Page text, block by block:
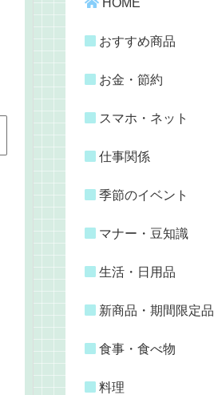
おすすめ商品
お金・節約
スマホ・ネット
仕事関係
季節のイベント
マナー・豆知識
生活・日用品
新商品・期間限定品
食事・食べ物
料理